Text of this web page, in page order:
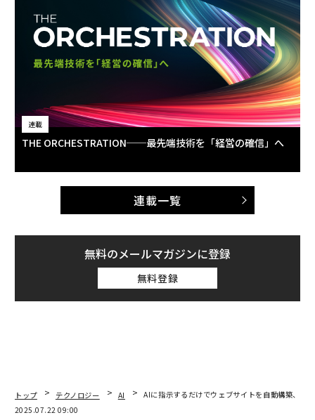
連載
THE ORCHESTRATION──最先端技術を「経営の確信」へ
連載一覧
無料のメールマガジンに登録
無料登録
トップ テクノロジー AI
AIに指示するだけでウェブサイトを自動構築、ス
2025.07.22 09:00